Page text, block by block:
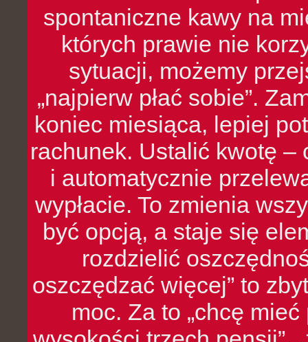
spontaniczne kawy na
których prawie nie
sytuacji, możemy
„najpierw płać sobie”.
koniec miesiąca, lepiej
rachunek. Ustalić kwotę
i automatycznie
wypłacie. To zmienia
być opcją, a staje się
rozdzielić
oszczędzać więcej” to
moc. Za to „chcę